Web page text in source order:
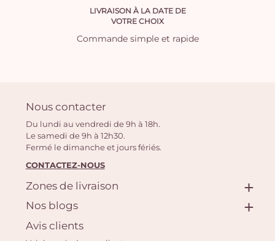
LIVRAISON À LA DATE DE
VOTRE CHOIX
Commande simple et rapide
Nous contacter
Du lundi au vendredi de 9h à 18h.
Le samedi de 9h à 12h30.
Fermé le dimanche et jours fériés.
CONTACTEZ-NOUS
Zones de livraison
Nos blogs
Avis clients